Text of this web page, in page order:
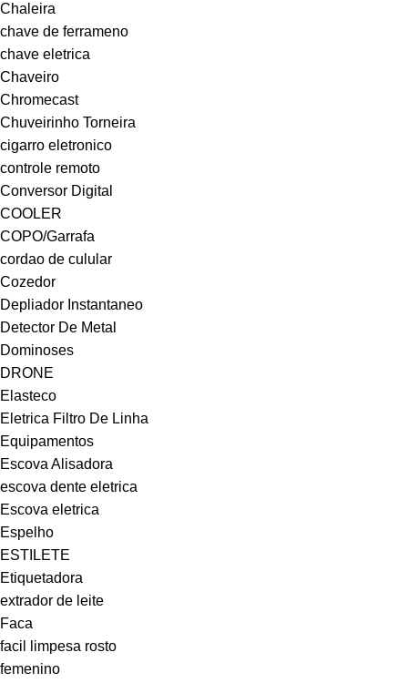
Chaleira
chave de ferrameno
chave eletrica
Chaveiro
Chromecast
Chuveirinho Torneira
cigarro eletronico
controle remoto
Conversor Digital
COOLER
COPO/Garrafa
cordao de culular
Cozedor
Depliador Instantaneo
Detector De Metal
Dominoses
DRONE
Elasteco
Eletrica Filtro De Linha
Equipamentos
Escova Alisadora
escova dente eletrica
Escova eletrica
Espelho
ESTILETE
Etiquetadora
extrador de leite
Faca
facil limpesa rosto
femenino